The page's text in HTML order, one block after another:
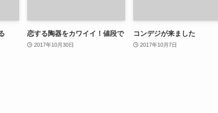
恋する陶器をカワイイ！値段で
2017年10月30日
コンデジが来ました
2017年10月7日